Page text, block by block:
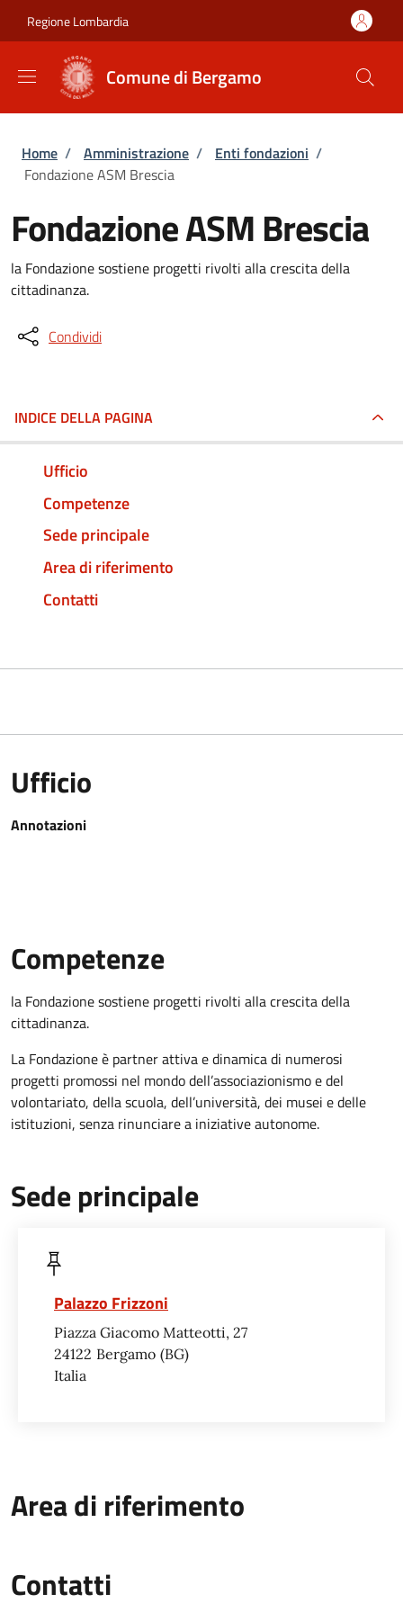
Regione Lombardia
Comune di Bergamo
Briciole di pane
Home / Amministrazione / Enti fondazioni /
Fondazione ASM Brescia
Fondazione ASM Brescia
la Fondazione sostiene progetti rivolti alla crescita della
cittadinanza.
Condividi
INDICE DELLA PAGINA
Ufficio
Competenze
Sede principale
Area di riferimento
Contatti
Ufficio
Annotazioni
Competenze
la Fondazione sostiene progetti rivolti alla crescita della
cittadinanza.
La Fondazione è partner attiva e dinamica di numerosi
progetti promossi nel mondo dell’associazionismo e del
volontariato, della scuola, dell’università, dei musei e delle
istituzioni, senza rinunciare a iniziative autonome.
Sede principale
Palazzo Frizzoni
Piazza Giacomo Matteotti, 27
24122 Bergamo BG
Italia
Area di riferimento
Contatti